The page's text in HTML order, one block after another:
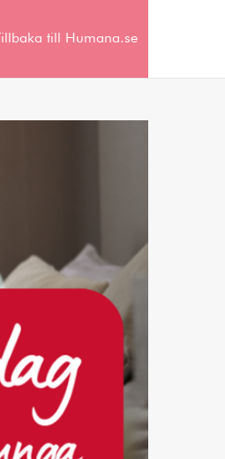
Tillbaka till Humana.se